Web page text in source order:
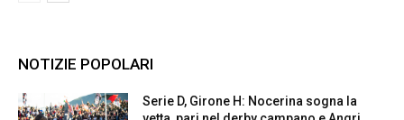
NOTIZIE POPOLARI
Serie D, Girone H: Nocerina sogna la